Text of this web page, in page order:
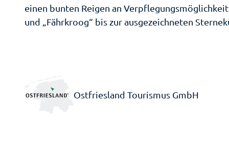
en
einen bunten Reigen an
und „Fährkroog“ bis zur ausgezeichneten
Ostfriesland Tourismus GmbH